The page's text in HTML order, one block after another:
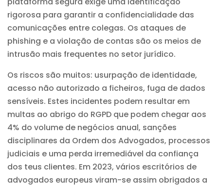
rigorosa para garantir a confidencialidade das
comunicações entre colegas. Os ataques de
phishing e a violação de contas são os meios de
intrusão mais frequentes no setor jurídico.
Os riscos são muitos: usurpação de identidade,
acesso não autorizado a ficheiros, fuga de dados
sensíveis. Estes incidentes podem resultar em
multas ao abrigo do RGPD que podem chegar aos
4% do volume de negócios anual, sanções
disciplinares da Ordem dos Advogados, processos
judiciais e uma perda irremediável da confiança
dos teus clientes. Em 2023, vários escritórios de
advogados europeus viram-se assim obrigados a